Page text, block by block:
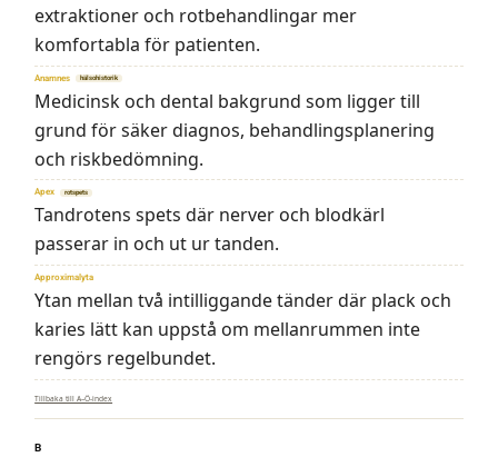
extraktioner och rotbehandlingar mer
komfortabla för patienten.
Anamnes hälsohistorik
Medicinsk och dental bakgrund som ligger till
grund för säker diagnos, behandlingsplanering
och riskbedömning.
Apex rotspets
Tandrotens spets där nerver och blodkärl
passerar in och ut ur tanden.
Approximalyta
Ytan mellan två intilliggande tänder där plack och
karies lätt kan uppstå om mellanrummen inte
rengörs regelbundet.
Tillbaka till A–Ö-index
B